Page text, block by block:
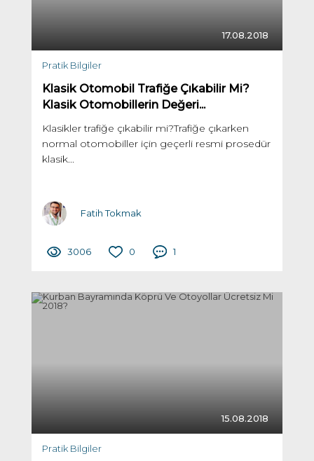
17.08.2018
Pratik Bilgiler
Klasik Otomobil Trafiğe Çıkabilir Mi?
Klasik Otomobillerin Değeri...
Klasikler trafiğe çıkabilir mi?Trafiğe çıkarken
normal otomobiller için geçerli resmi prosedür
klasik...
Fatih Tokmak
3006 0 1
15.08.2018
Pratik Bilgiler